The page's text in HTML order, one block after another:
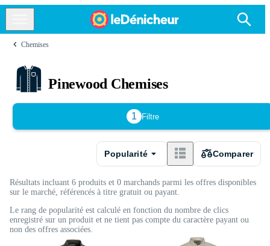
Chemises
Pinewood Chemises
1 Filtre
Popularité Comparer
Résultats incluant 6 produits et 0 marchands parmi les offres disponibles
sur le marché, référencés à titre gratuit ou payant.
Le rang de popularité est calculé en fonction du nombre de clics
enregistré sur un produit et ne tient pas compte du caractère payant ou
non des offres associées.